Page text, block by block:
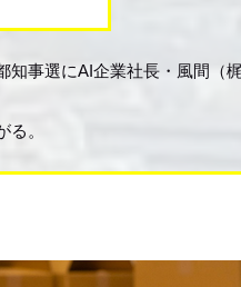
事選にAI企業社長・風間（
。